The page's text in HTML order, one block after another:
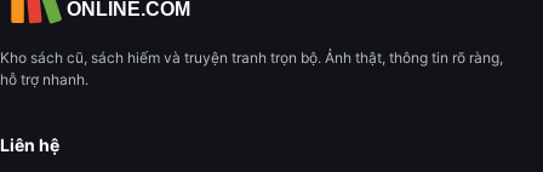
Kho sách cũ, sách hiếm và truyện tranh trọn bộ. Ảnh thật, thông tin rõ ràng,
hỗ trợ nhanh.
Liên hệ